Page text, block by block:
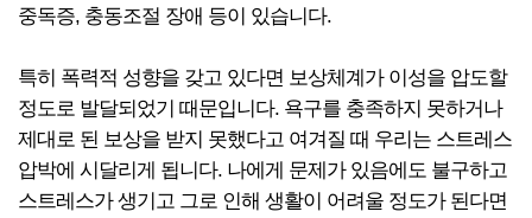
중독증, 충동조절 장애 등이 있습니다.
특히 폭력적 성향을 갖고 있다면 보상체계가 이성을 압도할
정도로 발달되었기 때문입니다. 욕구를 충족하지 못하거나
제대로 된 보상을 받지 못했다고 여겨질 때 우리는 스트레스
압박에 시달리게 됩니다. 나에게 문제가 있음에도 불구하고
스트레스가 생기고 그로 인해 생활이 어려울 정도가 된다면